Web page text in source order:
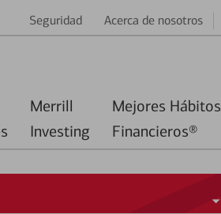
Seguridad Acerca de nosotros
Merrill
Investing
Mejores Hábitos
Financieros®